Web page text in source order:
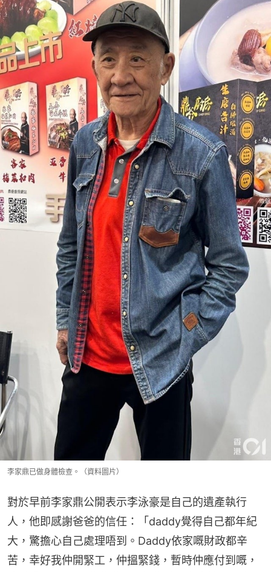
李家鼎已做身體檢查。（資料圖片）
對於早前李家鼎公開表示李泳豪是自己的遺產執行
人，他即感謝爸爸的信任：「daddy覺得自己都年紀
大，驚擔心自己處理唔到。Daddy依家嘅財政都辛
苦，幸好我仲開緊工，仲搵緊錢，暫時仲應付到嘅，